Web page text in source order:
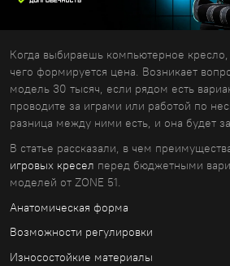
Когда выбираешь компьютерное кресло,
чего формируется цена. Возникает
модель 30 тысяч, если рядом есть
проводите за играми или работой по
разница между ними есть, и она будет
В статье рассказали, в чем
игровых кресел перед бюджетными
моделей от ZONE 51.
Анатомическая форма
Возможности регулировки
Износостойкие материалы